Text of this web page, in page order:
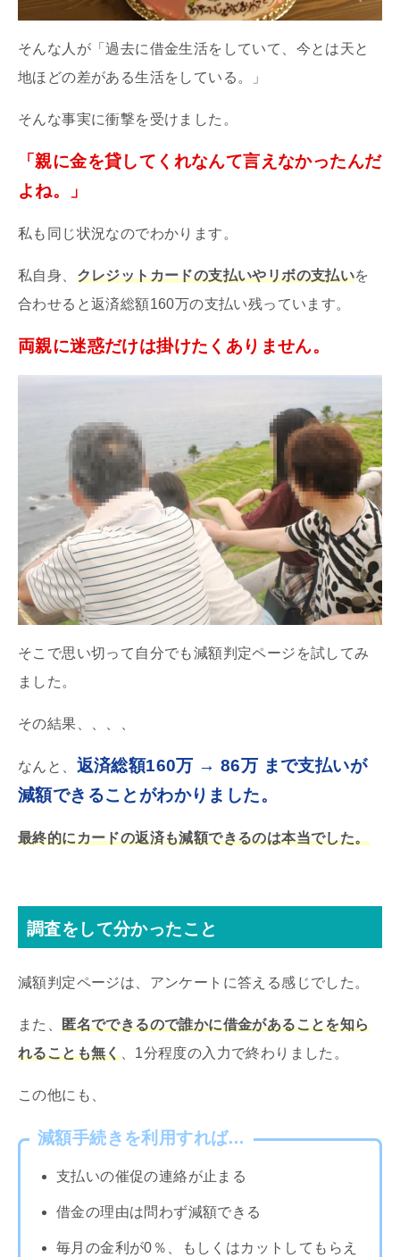
そんな人が「過去に借金生活をしていて、今とは天と
地ほどの差がある生活をしている。」
そんな事実に衝撃を受けました。
「親に金を貸してくれなんて言えなかったんだ
よね。」
私も同じ状況なのでわかります。
私自身、 クレジットカードの支払いやリボの支払いを
合わせると返済総額160万の支払い残っています。
両親に迷惑だけは掛けたくありません。
そこで思い切って自分でも減額判定ページを試してみ
ました。
その結果、、、、
なんと、 返済総額160万 → 86万 まで支払いが
減額できることがわかりました。
最終的にカードの返済も減額できるのは本当でした。
調査をして分かったこと
減額判定ページは、アンケートに答える感じでした。
また、匿名でできるので誰かに借金があることを知ら
れることも無く、1分程度の入力で終わりました。
この他にも、
減額手続きを利用すれば…
支払いの催促の連絡が止まる
借金の理由は問わず減額できる
毎月の金利が0％、もしくはカットしてもらえ